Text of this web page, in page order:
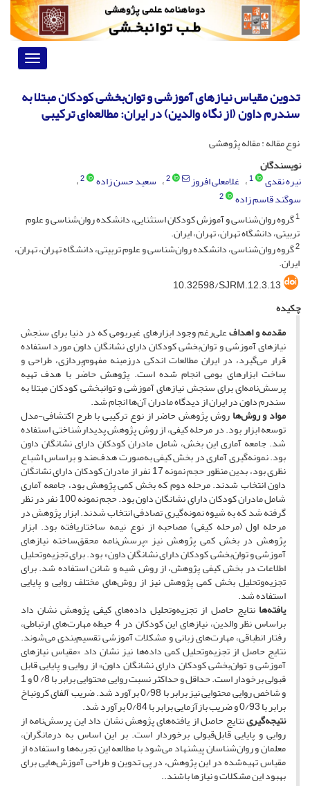
Toggle
تدوین مقیاس نیازهای آموزشی و توان‌بخشی کودکان مبتلا به
سندرم داون (از نگاه والدین) در ایران: مطالعه‌ای ترکیبی
نوع مقاله : مقاله پژوهشی
نویسندگان
نیره نقدی
1 غلامعلی افروز 2 سعید حسن زاده 2
سوگند قاسم زاده
2
1گروه روان‌شناسی و آموزش کودکان استثنایی، دانشکده روان‌شناسی و علوم
تربیتی، دانشگاه تهران، تهران، ایران.
2گروه روان‌شناسی، دانشکده روان‌شناسی و علوم تربیتی، دانشگاه تهران، تهران،
ایران.
10.32598/SJRM.12.3.13
چکیده
مقدمه و اهدافعلی‌رغم وجود ابزارهای غیربومی که در دنیا برای سنجش
نیازهای آموزشی و توان‌بخشی کودکان دارای نشانگان داون مورد استفاده
قرار می‌گیرد، در ایران مطالعات اندکی درزمینه مفهوم‌پردازی، طراحی و
ساخت ابزارهای بومی انجام شده است. پژوهش حاضر با هدف تهیه
پرسش‌نامه‌ای برای سنجش نیازهای آموزشی و توانبخشی کودکان مبتلا به
سندرم داون در ایران از دیدگاه مادران آن‌ها انجام شد.
مواد و روش‌هاروش پژوهش حاضر از نوع ترکیبی با طرح اکتشافی-مدل
توسعه ابزار بود. در مرحله کیفی، از روش پژوهش پدیدارشناختی استفاده
شد. جامعه آماری این بخش، شامل مادران کودکان دارای نشانگان داون
بود. نمونه‌گیری آماری در بخش کیفی به‌صورت هدف‌مند و براساس اشباع
نظری بود، بدین منظور حجم نمونه 17 نفر از مادران کودکان دارای نشانگان
داون انتخاب شدند. مرحله دوم که بخش کمی پژوهش بود، جامعه آماری
شامل مادران کودکان دارای نشانگان داون بود. حجم نمونه 100 نفر در نظر
گرفته شد که به شیوه نمونه‌گیری تصادفی انتخاب شدند. ابزار پژوهش در
مرحله اول (مرحله کیفی) مصاحبه از نوع نیمه ساختاریافته بود. ابزار
پژوهش در بخش کمی پژوهش نیز «پرسش‌نامه محقق‌ساخته نیازهای
آموزشی و توان‌بخشی کودکان دارای نشانگان داون» بود. برای تجزیه‌وتحلیل
اطلاعات در بخش کیفی پژوهش، از روش شیه و شانن استفاده شد. برای
تجزیه‌وتحلیل بخش کمی پژوهش نیز از روش‌های مختلف روایی و پایایی
استفاده شد.
یافته‌ها نتایج حاصل از تجزیه‌وتحلیل داده‌های کیفی پژوهش نشان داد
براساس نظر والدین، نیازهای این کودکان در 4 حیطه مهارت‌های ارتباطی،
رفتار انطباقی، مهارت‌های زبانی و مشکلات آموزشی تقسیم‌بندی می‌شوند.
نتایج حاصل از تجزیه‌وتحلیل کمی داده‌ها نیز نشان داد «مقیاس نیازهای
آموزشی و توان‌بخشی کودکان دارای نشانگان داون» از روایی و پایایی قابل
قبولی برخودار است. حداقل و حداکثر نسبت روایی محتوایی برابر با 8/ 0 و 1
و شاخص روایی محتوایی نیز برابر با 0/98 برآورد شد. ضریب آلفای کرونباخ
برابر با 0/93 و ضریب بازآزمایی برابر با 0/84 برآورد شد.
نتیجه‌گیرینتایج حاصل از یافته‌های پژوهش نشان داد این پرسش‌نامه از
روایی و پایایی قابل‌قبولی برخوردار است. بر این اساس به درمانگران،
معلمان و روان‌شناسان پیشنهاد می‌شود با مطالعه این تجربه‌ها و استفاده از
مقیاس تهیه‌شده در این پژوهش، در پی تدوین و طراحی آموزش‌هایی برای
بهبود این مشکلات و نیازها باشند..